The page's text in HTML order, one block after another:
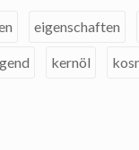
eigenschaften
kernöl